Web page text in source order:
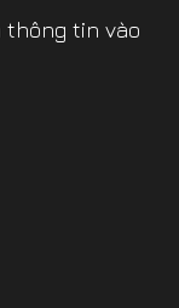
thông tin vào